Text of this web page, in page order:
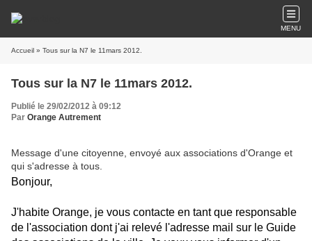
MENU
Accueil » Tous sur la N7 le 11mars 2012.
Tous sur la N7 le 11mars 2012.
Publié le 29/02/2012 à 09:12
Par Orange Autrement
Message d'une citoyenne, envoyé aux associations d'Orange et
qui s'adresse à tous.
Bonjour,
J'habite Orange, je vous contacte en tant que responsable
de l'association dont j'ai relevé l'adresse mail sur le Guide